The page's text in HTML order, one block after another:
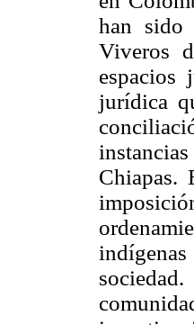
han sido
Viveros
espacios
jurídica
Chiapas.